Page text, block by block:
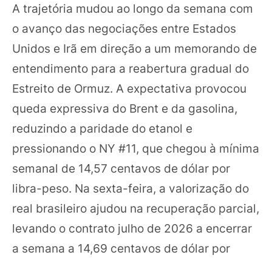
A trajetória mudou ao longo da semana com
o avanço das negociações entre Estados
Unidos e Irã em direção a um memorando de
entendimento para a reabertura gradual do
Estreito de Ormuz. A expectativa provocou
queda expressiva do Brent e da gasolina,
reduzindo a paridade do etanol e
pressionando o NY #11, que chegou à mínima
semanal de 14,57 centavos de dólar por
libra-peso. Na sexta-feira, a valorização do
real brasileiro ajudou na recuperação parcial,
levando o contrato julho de 2026 a encerrar
a semana a 14,69 centavos de dólar por